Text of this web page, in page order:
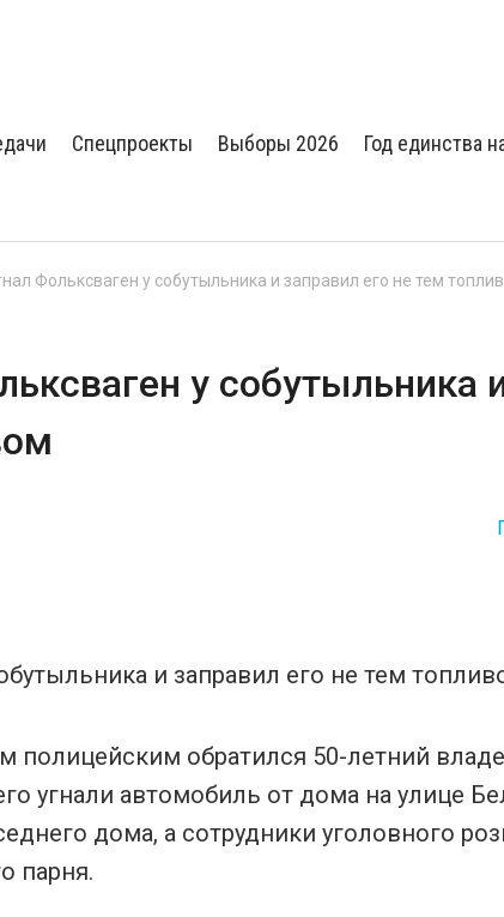
Спецпроекты Выборы 2026 Год единства
Фольксваген у собутыльника и заправил его не тем
у собутыльника
полицейским обратился 50-летний
угнали автомобиль от дома на улице
дома, а сотрудники уголовного
парня.